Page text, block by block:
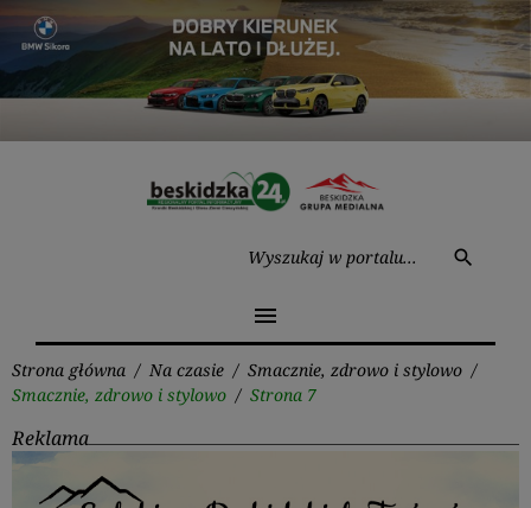
Przejdź
treści
search
menu
Strona główna / Na czasie / Smacznie, zdrowo i stylowo /
Smacznie, zdrowo i stylowo / Strona 7
Reklama